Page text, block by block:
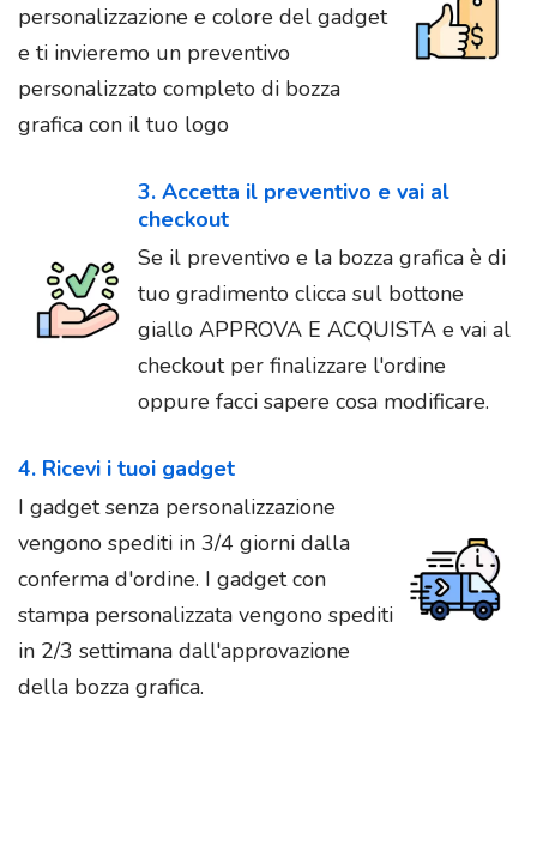
personalizzazione e colore del gadget
e ti invieremo un preventivo
personalizzato completo di bozza
grafica con il tuo logo
3. Accetta il preventivo e vai al
checkout
Se il preventivo e la bozza grafica è di
tuo gradimento clicca sul bottone
giallo APPROVA E ACQUISTA e vai al
checkout per finalizzare l'ordine
oppure facci sapere cosa modificare.
4. Ricevi i tuoi gadget
I gadget senza personalizzazione
vengono spediti in 3/4 giorni dalla
conferma d'ordine. I gadget con
stampa personalizzata vengono spediti
in 2/3 settimana dall'approvazione
della bozza grafica.